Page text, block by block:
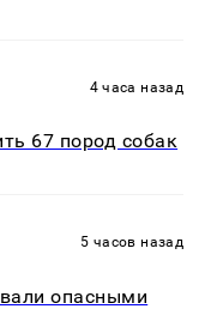
4 часа назад
67 пород собак
5 часов назад
опасными